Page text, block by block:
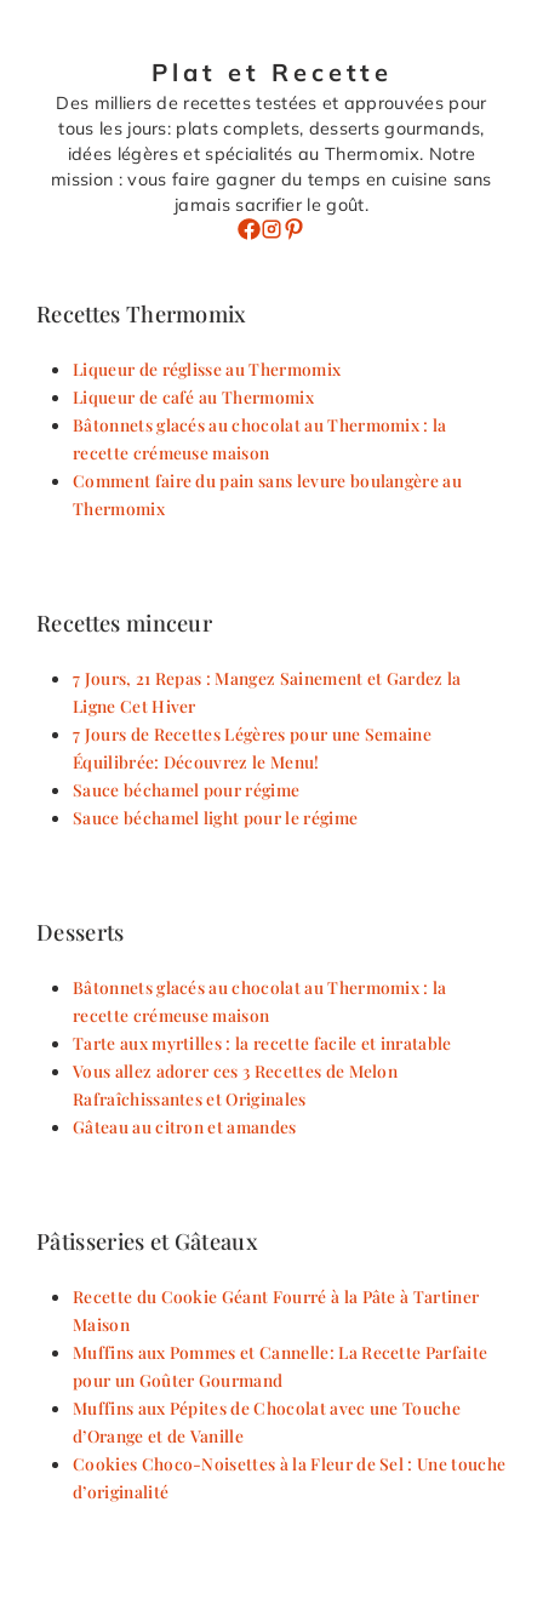
Plat et Recette
Des milliers de recettes testées et approuvées pour
tous les jours: plats complets, desserts gourmands,
idées légères et spécialités au Thermomix. Notre
mission : vous faire gagner du temps en cuisine sans
jamais sacrifier le goût.
Recettes Thermomix
Liqueur de réglisse au Thermomix
Liqueur de café au Thermomix
Bâtonnets glacés au chocolat au Thermomix : la
recette crémeuse maison
Comment faire du pain sans levure boulangère au
Thermomix
Recettes minceur
7 Jours, 21 Repas : Mangez Sainement et Gardez la
Ligne Cet Hiver
7 Jours de Recettes Légères pour une Semaine
Équilibrée: Découvrez le Menu!
Sauce béchamel pour régime
Sauce béchamel light pour le régime
Desserts
Bâtonnets glacés au chocolat au Thermomix : la
recette crémeuse maison
Tarte aux myrtilles : la recette facile et inratable
Vous allez adorer ces 3 Recettes de Melon
Rafraîchissantes et Originales
Gâteau au citron et amandes
Pâtisseries et Gâteaux
Recette du Cookie Géant Fourré à la Pâte à Tartiner
Maison
Muffins aux Pommes et Cannelle: La Recette Parfaite
pour un Goûter Gourmand
Muffins aux Pépites de Chocolat avec une Touche
d’Orange et de Vanille
Cookies Choco-Noisettes à la Fleur de Sel : Une touche
d’originalité